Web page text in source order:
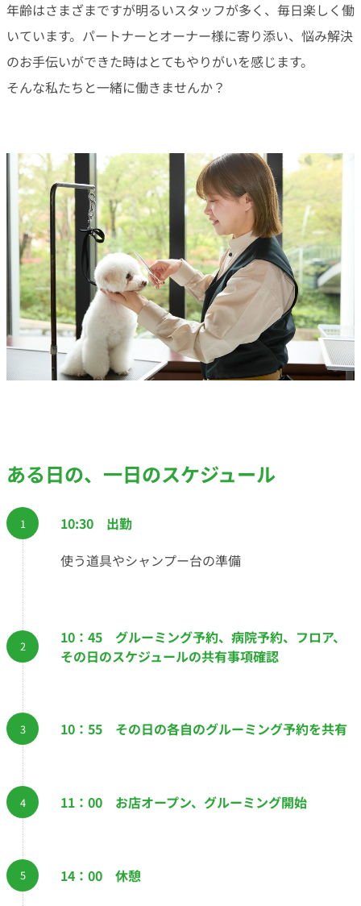
年齢はさまざまですが明るいスタッフが多く、毎日楽しく働
いています。パートナーとオーナー様に寄り添い、悩み解決
のお手伝いができた時はとてもやりがいを感じます。
そんな私たちと一緒に働きませんか？
ある日の、一日のスケジュール
10:30 出勤
使う道具やシャンプー台の準備
10：45 グルーミング予約、病院予約、フロア、
その日のスケジュールの共有事項確認
10：55 その日の各自のグルーミング予約を共有
11：00 お店オープン、グルーミング開始
14：00 休憩